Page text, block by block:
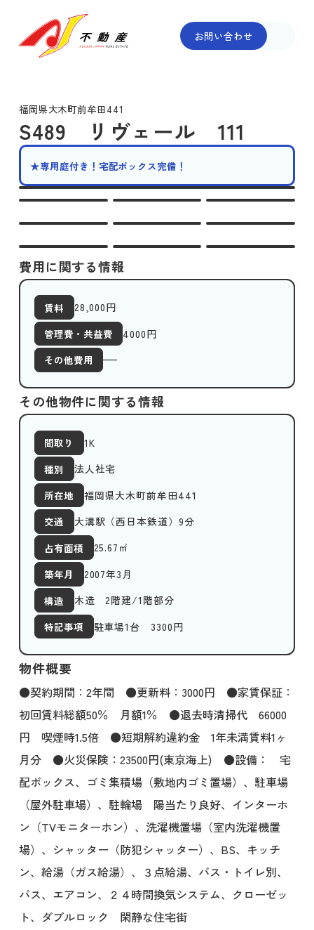
お問い合わせ
福岡県大木町前牟田441
S489 リヴェール 111
★専用庭付き！宅配ボックス完備！
費用に関する情報
賃料 28,000円
管理費・共益費
4000円
その他費用
その他物件に関する情報
間取り
1K
種別
法人社宅
所在地
福岡県大木町前牟田441
交通
大溝駅（西日本鉄道）9分
占有面積
25.67 ㎡
築年月
2007年3月
構造
木造 2階建/1階部分
特記事項
駐車場1台 3300円
物件概要
●契約期間：2年間 ●更新料：3000円 ●家賃保証：
初回賃料総額50％ 月額1％ ●退去時清掃代 66000
円 喫煙時1.5倍 ●短期解約違約金 1年未満賃料1ヶ
月分 ●火災保険：23500円(東京海上) ●設備： 宅
配ボックス、ゴミ集積場（敷地内ゴミ置場）、駐車場
（屋外駐車場）、駐輪場 陽当たり良好、インターホ
ン（TVモニターホン）、洗濯機置場（室内洗濯機置
場）、シャッター（防犯シャッター）、BS、キッチ
ン、給湯（ガス給湯）、３点給湯、バス・トイレ別、
バス、エアコン、２４時間換気システム、クローゼッ
ト、ダブルロック 閑静な住宅街